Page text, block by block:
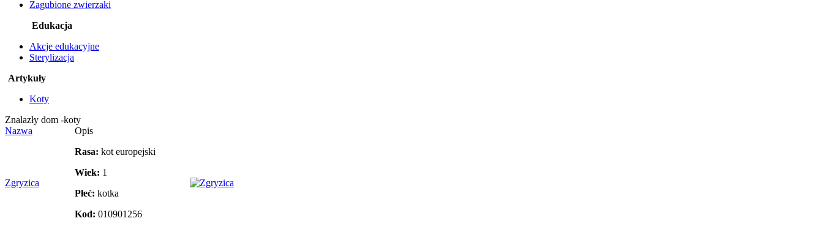
Zagubione zwierzaki
Edukacja
Akcje edukacyjne
Sterylizacja
Artykuły
Koty
Znalazły dom -koty
Nazwa
Opis
Zgryzica
Rasa: kot europejski
Wiek: 1
Płeć: kotka
Kod: 010901256